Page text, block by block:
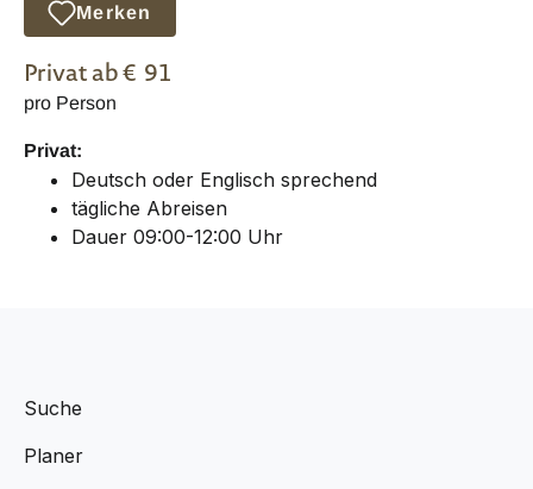
Merken
Privatab € 91
pro Person
Privat:
Deutsch oder Englisch sprechend
tägliche Abreisen
Dauer 09:00-12:00 Uhr
Suche
Planer